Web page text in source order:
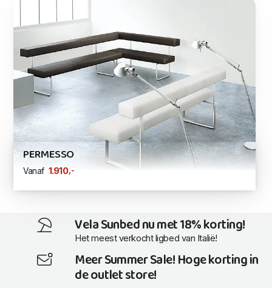
PERMESSO
Vanaf 1.910 ,-
Vela Sunbed nu met 18% korting!
Het meest verkocht ligbed van Italië!
Meer Summer Sale! Hoge korting in
de outlet store!